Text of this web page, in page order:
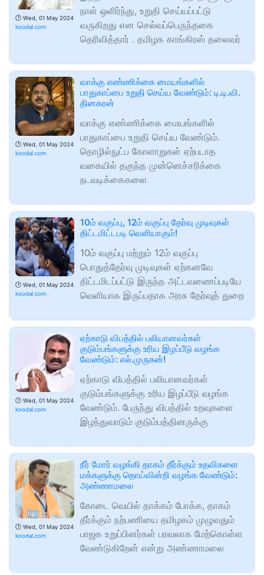
🕑 Wed, 01 May 2024
koodal.com
நாள் ஒளிர்ந்து, உறுதி செய்யப்பட்டு
வருகிறது என செல்வப்பெருந்தகை
தெரிவித்தார் . தமிழக காங்கிரஸ் தலைவர்
🕑 Wed, 01 May 2024
koodal.com
வாக்கு எண்ணிக்கை மையங்களில்
பாதுகாப்பை உறுதி செய்ய வேண்டும்: டி.டி.வி.
தினகரன்
வாக்கு எண்ணிக்கை மையங்களில்
பாதுகாப்பை உறுதி செய்ய வேண்டும்.
தொழில்நுட்ப கோளாறுகள் ஏற்படாத
வகையில் தகுந்த முன்னெச்சரிக்கை
நடவடிக்கைகளை
🕑 Wed, 01 May 2024
koodal.com
10ம் வகுப்பு, 12ம் வகுப்பு தேர்வு முடிவுகள்
திட்டமிட்டபடி வெளியாகும்!
10ம் வகுப்பு மற்றும் 12ம் வகுப்பு
பொதுத்தேர்வு முடிவுகள் ஏற்கனவே
திட்டமிடப்பட்டு இருந்த அட்டவணைப்படியே
வெளியாக இருப்பதாக அரசு தேர்வுத் துறை
🕑 Wed, 01 May 2024
koodal.com
ஏற்காடு விபத்தில் பலியானவர்கள்
குடும்பங்களுக்கு உரிய இழப்பீடு வழங்க
வேண்டும்: எல்.முருகன்!
ஏற்காடு விபத்தில் பலியானவர்கள்
குடும்பங்களுக்கு உரிய இழப்பீடு வழங்க
வேண்டும். பேருந்து விபத்தில் உறவுகளை
இழந்துவாடும் குடும்பத்தினருக்கு
🕑 Wed, 01 May 2024
koodal.com
நீர் மோர் வழங்கி தாகம் தீர்க்கும் உதவிகளை
மக்களுக்கு தொய்வின்றி வழங்க வேண்டும்:
அண்ணாமலை
கோடை வெயில் தாக்கம் போக்க, தாகம்
தீர்க்கும் நற்பணியை தமிழகம் முழுவதும்
பாஜக உறுப்பினர்கள் பரவலாக மேற்கொள்ள
வேண்டுகிறேன் என்று அண்ணாமலை